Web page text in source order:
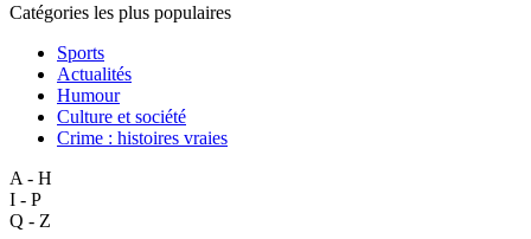
Catégories les plus populaires
Sports
Actualités
Humour
Culture et société
Crime : histoires vraies
A - H
I - P
Q - Z